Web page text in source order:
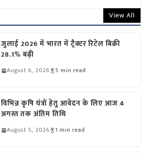
View All
जुलाई 2026 में भारत में ट्रैक्टर रिटेल बिक्री
28.1% बढ़ी
August 6, 2026 5 min read
विभिन्न कृषि यंत्रों हेतु आवेदन के लिए आज 4
अगस्त तक अंतिम तिथि
August 5, 2026 1 min read